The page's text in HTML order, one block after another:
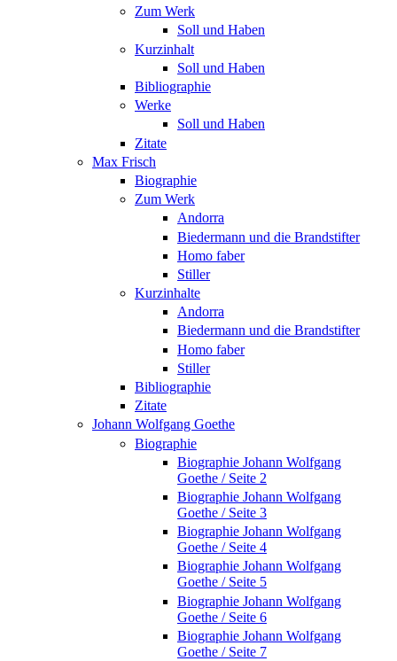
Zum Werk
Soll und Haben
Kurzinhalt
Soll und Haben
Bibliographie
Werke
Soll und Haben
Zitate
Max Frisch
Biographie
Zum Werk
Andorra
Biedermann und die Brandstifter
Homo faber
Stiller
Kurzinhalte
Andorra
Biedermann und die Brandstifter
Homo faber
Stiller
Bibliographie
Zitate
Johann Wolfgang Goethe
Biographie
Biographie Johann Wolfgang
Goethe / Seite 2
Biographie Johann Wolfgang
Goethe / Seite 3
Biographie Johann Wolfgang
Goethe / Seite 4
Biographie Johann Wolfgang
Goethe / Seite 5
Biographie Johann Wolfgang
Goethe / Seite 6
Biographie Johann Wolfgang
Goethe / Seite 7